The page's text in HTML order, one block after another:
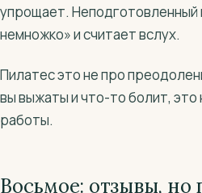
упрощает. Неподготовленный
немножко» и считает вслух.
Пилатес это не про
вы выжаты и что-то болит, это
работы.
Восьмое: отзывы, но